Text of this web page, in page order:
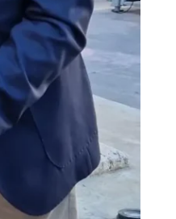
e rilevare frodi,
comunicare le